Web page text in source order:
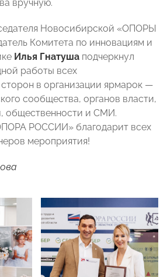
вручную.
Новосибирской «ОПОРЫ
Комитета по инновациям и
Илья Гнатуша подчеркнул
работы всех
в организации ярмарок —
сообщества, органов власти,
общественности и СМИ.
РОССИИ» благодарит всех
мероприятия!